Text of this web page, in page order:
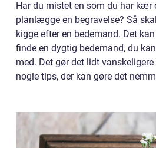
Har du mistet en som du har kær
planlægge en begravelse? Så
kigge efter en bedemand. Det
finde en dygtig bedemand, du
med. Det gør det lidt
nogle tips, der kan gøre det